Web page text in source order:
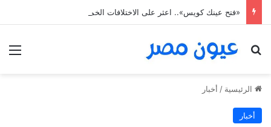
بحث عن
الرئيسية / أخبار
أخبار